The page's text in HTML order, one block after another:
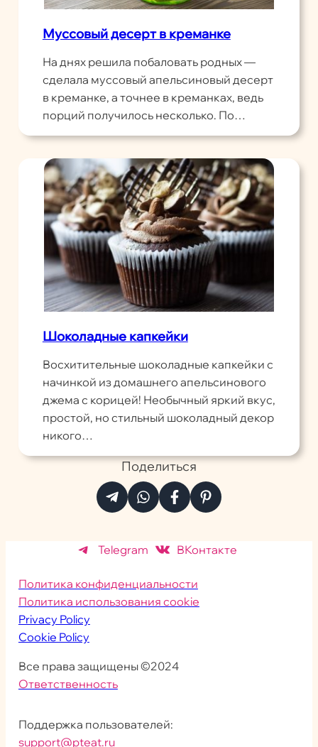
Муссовый десерт в креманке
На днях решила побаловать родных —
сделала муссовый апельсиновый десерт
в креманке, а точнее в креманках, ведь
порций получилось несколько. По…
Шоколадные капкейки
Восхитительные шоколадные капкейки с
начинкой из домашнего апельсинового
джема с корицей! Необычный яркий вкус,
простой, но стильный шоколадный декор
никого…
Поделиться
Telegram ВКонтакте
Политика конфиденциальности
Политика использования cookie
Privacy Policy
Cookie Policy
Все права защищены ©2024
Ответственность
Поддержка пользователей:
support@pteat.ru